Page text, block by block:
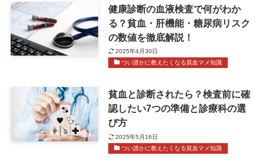
健康診断の血液検査で何がわか
る？貧血・肝機能・糖尿病リスク
の数値を徹底解説！
2025年4月30日
つい誰かに教えたくなる貧血マメ知識
貧血と診断されたら？検査前に確
認したい7つの準備と診療科の選
び方
2025年5月16日
つい誰かに教えたくなる貧血マメ知識